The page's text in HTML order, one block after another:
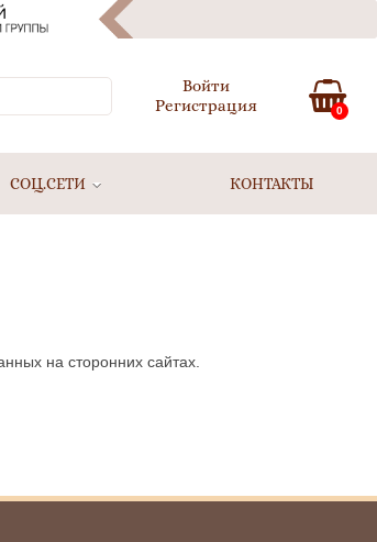
Войти
Регистрация
0
СОЦ.СЕТИ КОНТАКТЫ
на сторонних сайтах.